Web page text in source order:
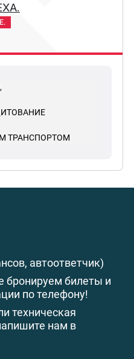
ТРАНСПОРТОМ
автоответчик)
билеты и
по телефону!
техническая
нам в